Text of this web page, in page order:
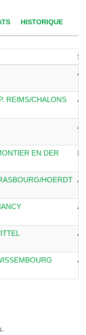
HISTORIQUE
REIMS/CHALONS
EN DER
HOERDT